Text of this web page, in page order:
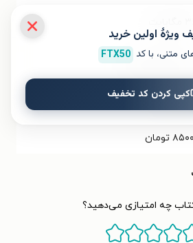
۹۷۸۶۲۲۵۸۷۲۸۸۲
صفحه
تومان
چه امتیازی می‌دهید؟
متنی، با کد FTX50
کپی کردن کد تخفیف